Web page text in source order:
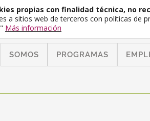
SOMOS PROGRAMAS
propias con finalidad técnica, no
a sitios web de terceros con políticas de
Más información